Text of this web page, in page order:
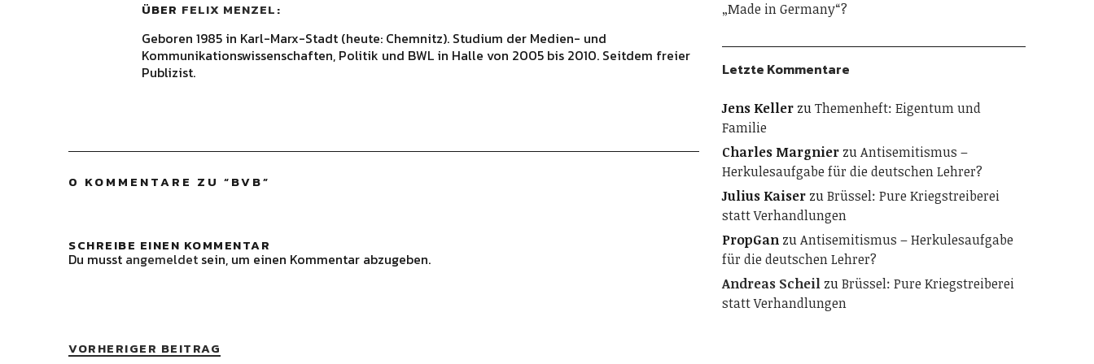
ÜBER FELIX MENZEL
Geboren 1985 in Karl-Marx-Stadt (heute: Chemnitz). Studium der Medien- und
Kommunikationswissenschaften, Politik und BWL in Halle von 2005 bis 2010. Seitdem freier
Publizist.
0 KOMMENTARE ZU “BVB”
SCHREIBE EINEN KOMMENTAR
Du musst angemeldet sein, um einen Kommentar abzugeben.
VORHERIGER BEITRAG
„Made in Germany“?
Letzte Kommentare
Jens KellerzuThemenheft: Eigentum und
Familie
Charles MargnierzuAntisemitismus –
Herkulesaufgabe für die deutschen Lehrer?
Julius KaiserzuBrüssel: Pure Kriegstreiberei
statt Verhandlungen
PropGanzuAntisemitismus – Herkulesaufgabe
für die deutschen Lehrer?
Andreas ScheilzuBrüssel: Pure Kriegstreiberei
statt Verhandlungen